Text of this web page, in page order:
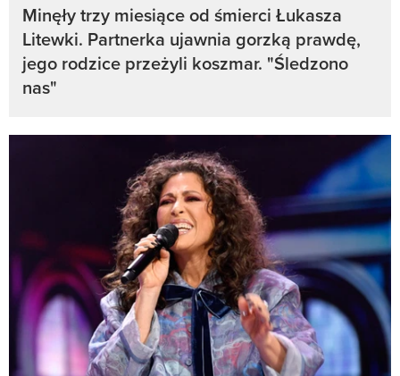
Minęły trzy miesiące od śmierci Łukasza
Litewki. Partnerka ujawnia gorzką prawdę,
jego rodzice przeżyli koszmar. "Śledzono
nas"